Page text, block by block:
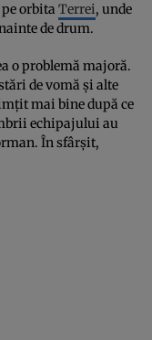
orbita Terrei, unde
de drum.
o problemă majoră.
de vomă şi alte
mai bine după ce
echipajului au
În sfârşit,